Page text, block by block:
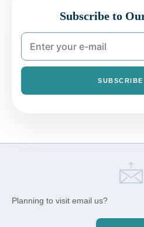
Subscribe to
Planning to visit email us?